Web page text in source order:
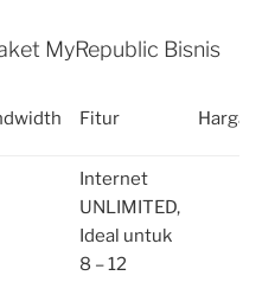
MyRepublic Bisnis
Fitur Harga
Internet
UNLIMITED,
Ideal untuk
8 – 12